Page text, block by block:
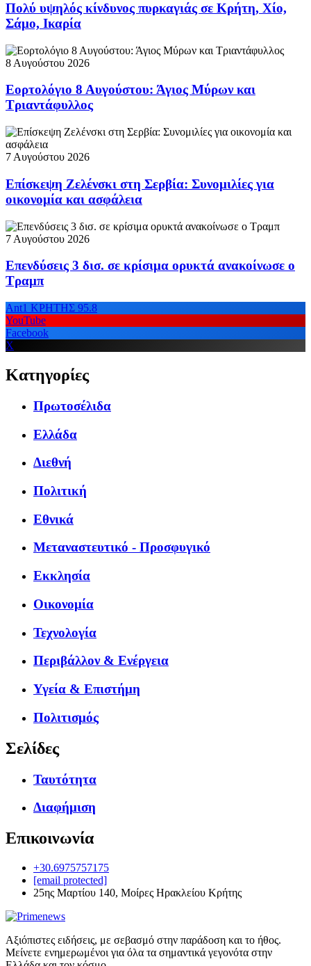
Πολύ υψηλός κίνδυνος πυρκαγιάς σε Κρήτη, Χίο,
Σάμο, Ικαρία
8 Αυγούστου 2026
Εορτολόγιο 8 Αυγούστου: Άγιος Μύρων και
Τριαντάφυλλος
7 Αυγούστου 2026
Επίσκεψη Ζελένσκι στη Σερβία: Συνομιλίες για
οικονομία και ασφάλεια
7 Αυγούστου 2026
Επενδύσεις 3 δισ. σε κρίσιμα ορυκτά ανακοίνωσε ο
Τραμπ
Ant1 ΚΡΗΤΗΣ 95.8
YouTube
Facebook
X
Κατηγορίες
Πρωτοσέλιδα
Ελλάδα
Διεθνή
Πολιτική
Εθνικά
Μεταναστευτικό - Προσφυγικό
Εκκλησία
Οικονομία
Τεχνολογία
Περιβάλλον & Ενέργεια
Υγεία & Επιστήμη
Πολιτισμός
Σελίδες
Ταυτότητα
Διαφήμιση
Επικοινωνία
+30.6975757175
[email protected]
25ης Μαρτίου 140, Μοίρες Ηρακλείου Κρήτης
Αξιόπιστες ειδήσεις, με σεβασμό στην παράδοση και το ήθος.
Μείνετε ενημερωμένοι για όλα τα σημαντικά γεγονότα στην